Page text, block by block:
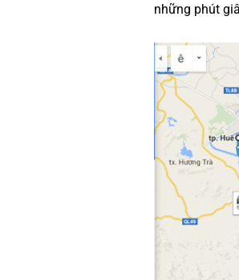
những phút